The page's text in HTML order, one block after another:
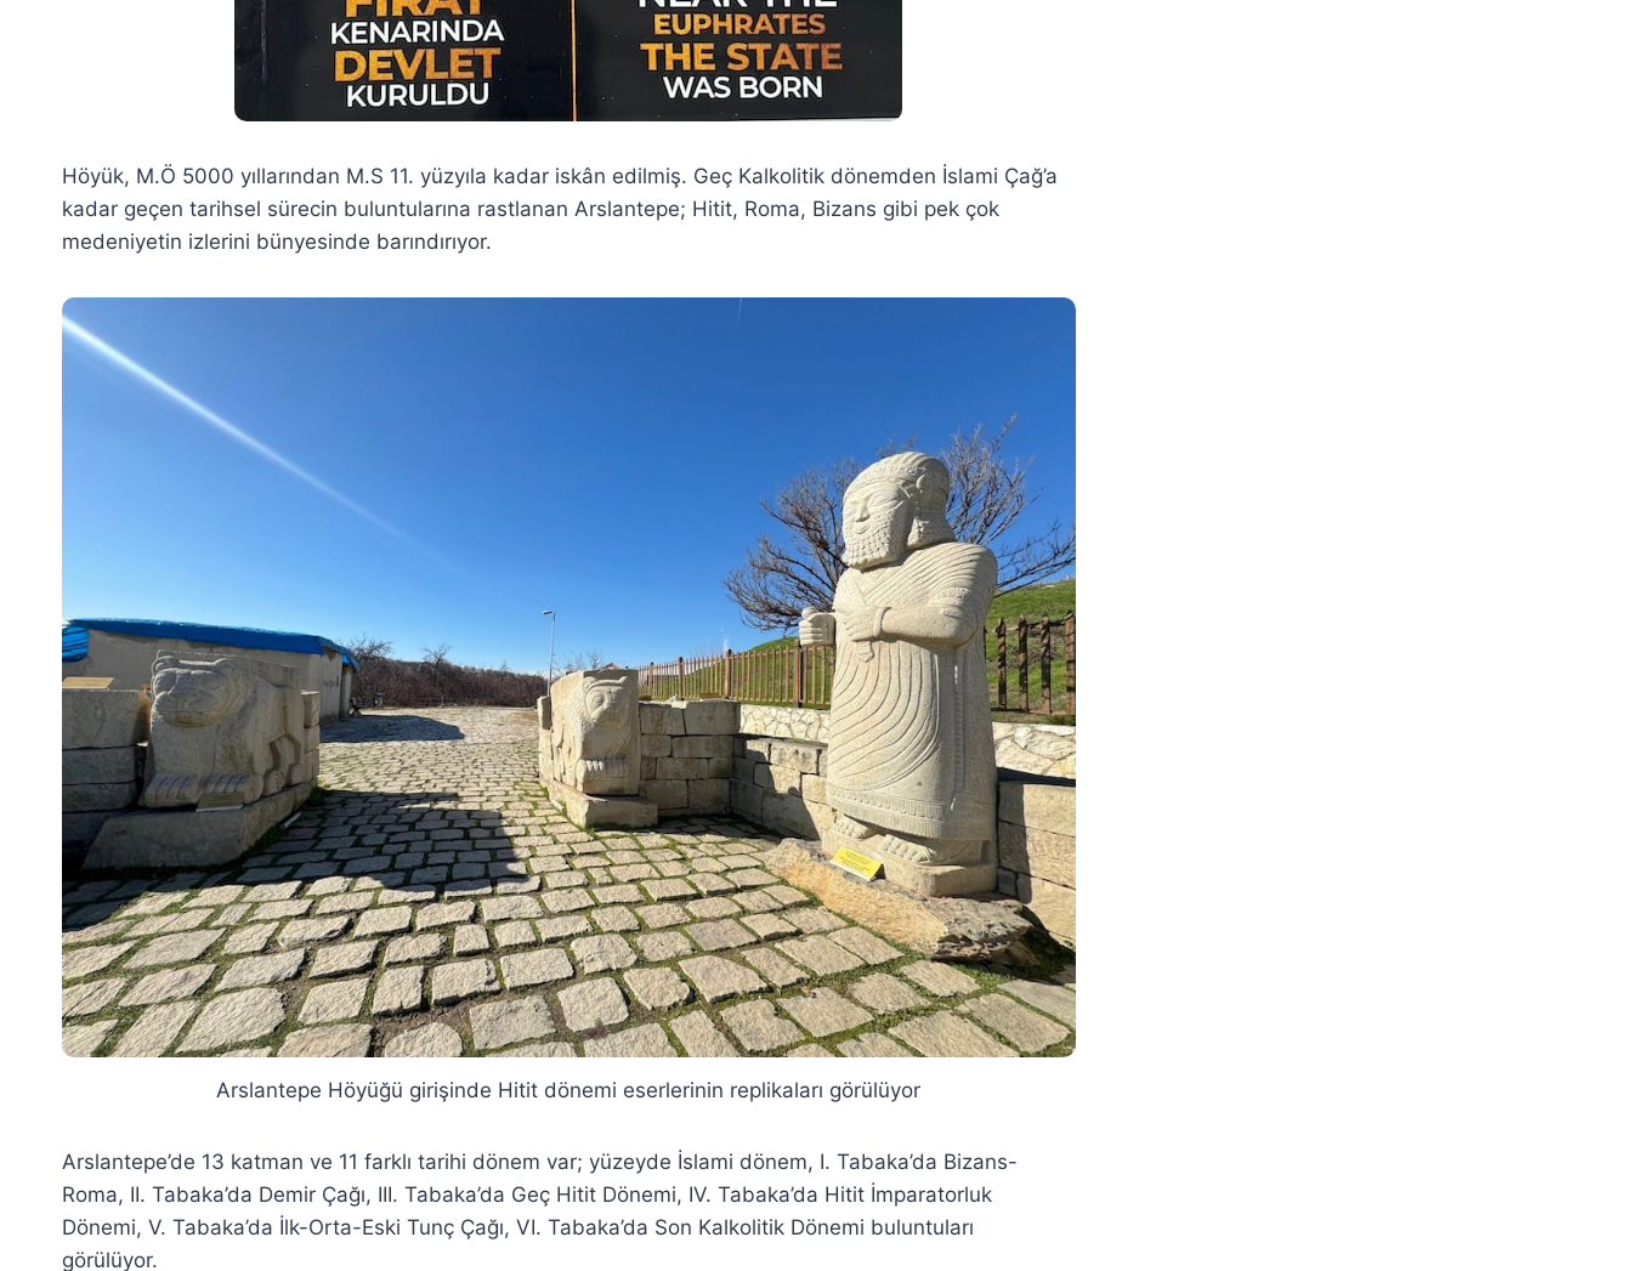
Höyük, M.Ö 5000 yıllarından M.S 11. yüzyıla kadar iskân edilmiş. Geç Kalkolitik dönemden İslami Çağ’a
kadar geçen tarihsel sürecin buluntularına rastlanan Arslantepe; Hitit, Roma, Bizans gibi pek çok
medeniyetin izlerini bünyesinde barındırıyor.
Arslantepe Höyüğü girişinde Hitit dönemi eserlerinin replikaları görülüyor
Arslantepe’de 13 katman ve 11 farklı tarihi dönem var; yüzeyde İslami dönem, I. Tabaka’da Bizans-
Roma, II. Tabaka’da Demir Çağı, III. Tabaka’da Geç Hitit Dönemi, IV. Tabaka’da Hitit İmparatorluk
Dönemi, V. Tabaka’da İlk-Orta-Eski Tunç Çağı, VI. Tabaka’da Son Kalkolitik Dönemi buluntuları
görülüyor.